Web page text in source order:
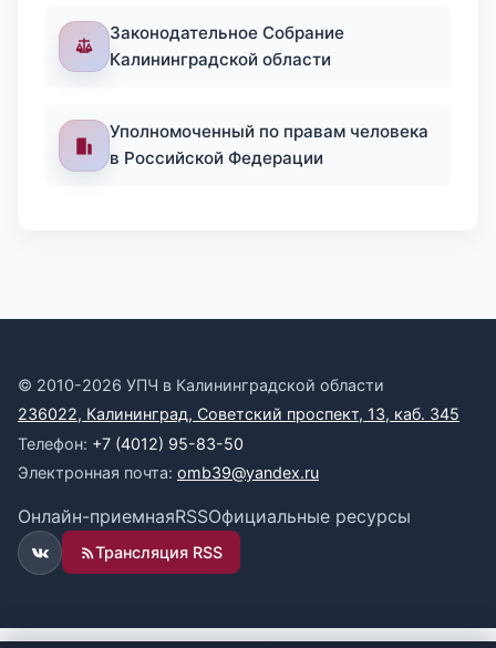
Законодательное Собрание
Калининградской области
Уполномоченный по правам человека
в Российской Федерации
© 2010-2026 УПЧ в Калининградской области
236022, Калининград, Советский проспект, 13, каб. 345
Телефон: +7 (4012) 95-83-50
Электронная почта: omb39@yandex.ru
Онлайн-приемнаяRSSОфициальные ресурсы
ВКонтакте
Трансляция RSS